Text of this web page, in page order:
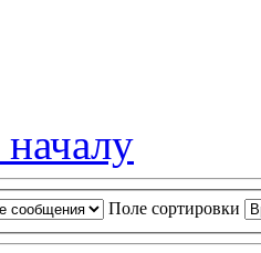
Поле сортировки